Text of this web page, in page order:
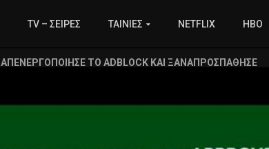
TV – ΣΕΙΡΕΣ ΤΑΙΝΙΕΣ NETFLIX HBO
ΑΠΕΝΕΡΓΟΠΟΙΗΣΕ ΤΟ ADBLOCK ΚΑΙ ΞΑΝΑΠΡΟΣΠΑΘΗΣΕ